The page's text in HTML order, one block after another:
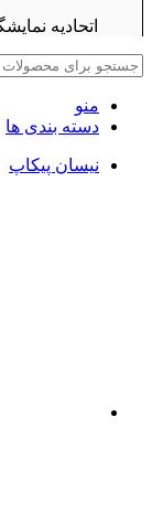
اتحادیه
منو
دسته بندی ها
نیسان پیکاپ